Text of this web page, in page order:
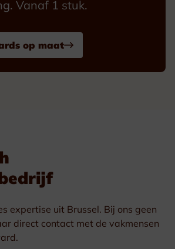
Vanaf 1 stuk.
op maat
expertise uit Brussel. Bij ons geen
direct contact met de vakmensen